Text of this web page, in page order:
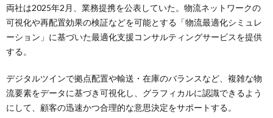
両社は2025年2月、業務提携を公表していた。物流ネットワークの
可視化や再配置効果の検証などを可能とする「物流最適化シミュレ
ーション」に基づいた最適化支援コンサルティングサービスを提供
する。
デジタルツインで拠点配置や輸送・在庫のバランスなど、複雑な物
流要素をデータに基づき可視化し、グラフィカルに認識できるよう
にして、顧客の迅速かつ合理的な意思決定をサポートする。